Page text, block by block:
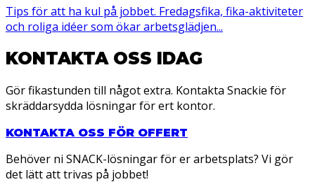
Tips för att ha kul på jobbet. Fredagsfika, fika-aktiviteter
och roliga idéer som ökar arbetsglädjen...
KONTAKTA OSS IDAG
Gör fikastunden till något extra. Kontakta Snackie för
skräddarsydda lösningar för ert kontor.
KONTAKTA OSS FÖR OFFERT
Behöver ni SNACK-lösningar för er arbetsplats? Vi gör
det lätt att trivas på jobbet!